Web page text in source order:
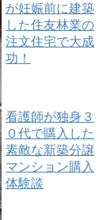
が妊娠前に建築
した住友林業の
注文住宅で大成
功！
看護師が独身３
０代で購入した
素敵な新築分譲
マンション購入
体験談